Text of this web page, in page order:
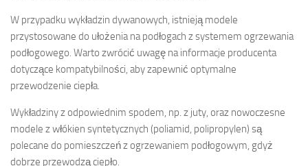
W przypadku wykładzin dywanowych, istnieją modele
przystosowane do ułożenia na podłogach z systemem ogrzewania
podłogowego. Warto zwrócić uwagę na informacje producenta
dotyczące kompatybilności, aby zapewnić optymalne
przewodzenie ciepła.
Wykładziny z odpowiednim spodem, np. z juty, oraz nowoczesne
modele z włókien syntetycznych (poliamid, polipropylen) są
polecane do pomieszczeń z ogrzewaniem podłogowym, gdyż
dobrze przewodzą ciepło.